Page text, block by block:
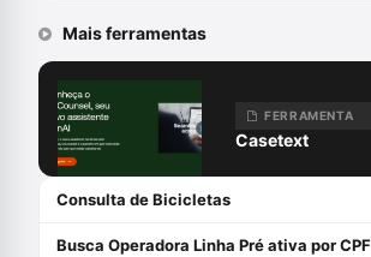
Mais ferramentas
FERRAMENTA
Casetext
Consulta de Bicicletas
Busca Operadora Linha Pré ativa por CPF